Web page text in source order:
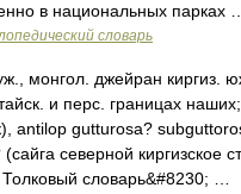
в национальных парках …
словарь
монгол. джейран киргиз.
и перс. границах
antilop gutturosa?
северной киргизское
словарь&#8230; …